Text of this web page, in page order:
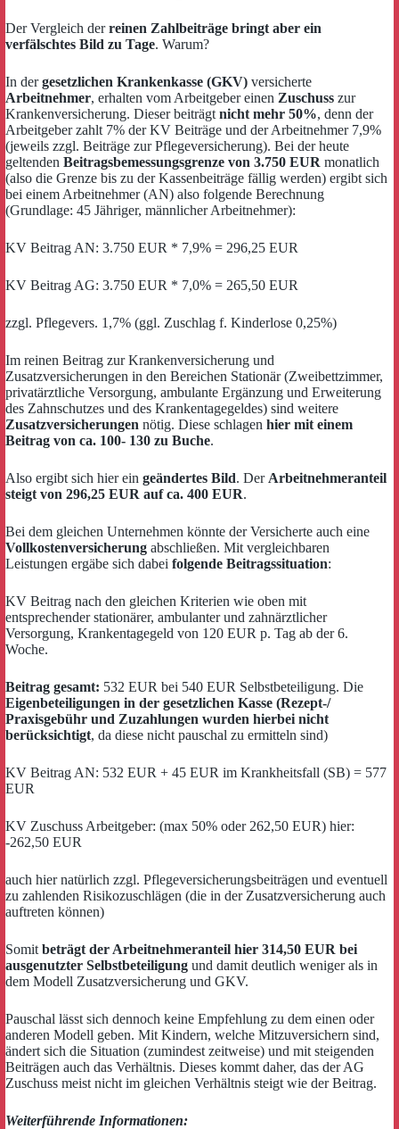
Der Vergleich derreinen Zahlbeiträge bringt aber ein
verfälschtes Bild zu Tage. Warum?
In dergesetzlichen Krankenkasse (GKV) versicherte
Arbeitnehmer, erhalten vom Arbeitgeber einen Zuschuss zur
Krankenversicherung. Dieser beiträgt nicht mehr 50%, denn der
Arbeitgeber zahlt 7% der KV Beiträge und der Arbeitnehmer 7,9%
(jeweils zzgl. Beiträge zur Pflegeversicherung). Bei der heute
geltenden Beitragsbemessungsgrenze von 3.750 EUR monatlich
(also die Grenze bis zu der Kassenbeiträge fällig werden) ergibt sich
bei einem Arbeitnehmer (AN) also folgende Berechnung
(Grundlage: 45 Jähriger, männlicher Arbeitnehmer):
KV Beitrag AN: 3.750 EUR * 7,9% = 296,25 EUR
KV Beitrag AG: 3.750 EUR * 7,0% = 265,50 EUR
zzgl. Pflegevers. 1,7% (ggl. Zuschlag f. Kinderlose 0,25%)
Im reinen Beitrag zur Krankenversicherung und
Zusatzversicherungen in den Bereichen Stationär (Zweibettzimmer,
privatärztliche Versorgung, ambulante Ergänzung und Erweiterung
des Zahnschutzes und des Krankentagegeldes) sind weitere
Zusatzversicherungen nötig. Diese schlagen hier mit einem
Beitrag von ca. 100- 130 zu Buche.
Also ergibt sich hier ein geändertes Bild. Der Arbeitnehmeranteil
steigt von 296,25 EUR auf ca. 400 EUR.
Bei dem gleichen Unternehmen könnte der Versicherte auch eine
Vollkostenversicherung abschließen. Mit vergleichbaren
Leistungen ergäbe sich dabei folgende Beitragssituation:
KV Beitrag nach den gleichen Kriterien wie oben mit
entsprechender stationärer, ambulanter und zahnärztlicher
Versorgung, Krankentagegeld von 120 EUR p. Tag ab der 6.
Woche.
Beitrag gesamt: 532 EUR bei 540 EUR Selbstbeteiligung. Die
Eigenbeteiligungen in der gesetzlichen Kasse (Rezept-/
Praxisgebühr und Zuzahlungen wurden hierbei nicht
berücksichtigt, da diese nicht pauschal zu ermitteln sind)
KV Beitrag AN: 532 EUR + 45 EUR im Krankheitsfall (SB) = 577
EUR
KV Zuschuss Arbeitgeber: (max 50% oder 262,50 EUR) hier:
-262,50 EUR
auch hier natürlich zzgl. Pflegeversicherungsbeiträgen und eventuell
zu zahlenden Risikozuschlägen (die in der Zusatzversicherung auch
auftreten können)
Somit beträgt der Arbeitnehmeranteil hier 314,50 EUR bei
ausgenutzter Selbstbeteiligung und damit deutlich weniger als in
dem Modell Zusatzversicherung und GKV.
Pauschal lässt sich dennoch keine Empfehlung zu dem einen oder
anderen Modell geben. Mit Kindern, welche Mitzuversichern sind,
ändert sich die Situation (zumindest zeitweise) und mit steigenden
Beiträgen auch das Verhältnis. Dieses kommt daher, das der AG
Zuschuss meist nicht im gleichen Verhältnis steigt wie der Beitrag.
Weiterführende Informationen: